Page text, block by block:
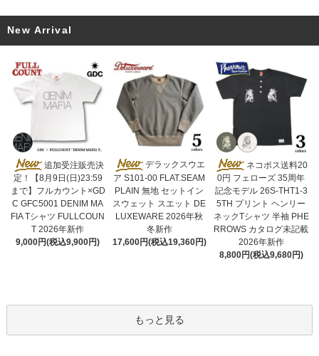
New Arrival
追加受注販売決
定！【8月9日(日)23:59
まで】フルカウント×GD
C GFC5001 DENIM MA
FIA Tシャツ FULLCOUN
T 2026年新作
9,000円(税込9,900円)
デラックスウエ
ア S101-00 FLAT.SEAM
PLAIN 無地 セットイン
スウェット スエット DE
LUXEWARE 2026年秋
冬新作
17,600円(税込19,360円)
ネコポス送料20
0円 フェローズ 35周年
記念モデル 26S-THT1-3
5TH プリント ヘンリー
ネックTシャツ 半袖 PHE
RROWS カタログ未記載
2026年新作
8,800円(税込9,680円)
もっと見る